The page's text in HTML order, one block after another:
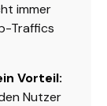
immer
Traffics
Vorteil:
Nutzer